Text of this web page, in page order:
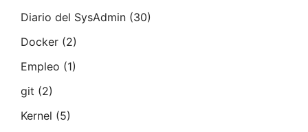
Diario del SysAdmin (30)
Docker (2)
Empleo (1)
git (2)
Kernel (5)